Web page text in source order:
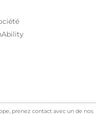
prenez contact avec un de nos